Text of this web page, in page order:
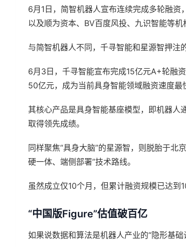
6月1日，简智机器人宣布连续完成多轮融资
以及顺为资本、BV百度风投、九识智能等机
与简智机器人不同，千寻智能和星源智押注
6月3日，千寻智能宣布完成15亿元A+轮融
50亿元，成为当前具身智能领域融资速度最
其核心产品是具身智能基座模型，即机器人
取得领先成绩。
同样聚焦“具身大脑”的星源智，则脱胎于北
硬一体、端侧部署”技术路线。
虽然成立仅10个月，但累计融资规模已达到
“中国版Figure”估值破百亿
如果说数据和算法是机器人产业的“隐形基